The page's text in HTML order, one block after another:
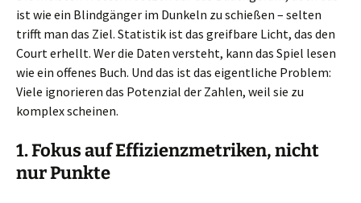
ist wie ein Blindgänger im Dunkeln zu schießen – selten
trifft man das Ziel. Statistik ist das greifbare Licht, das den
Court erhellt. Wer die Daten versteht, kann das Spiel lesen
wie ein offenes Buch. Und das ist das eigentliche Problem:
Viele ignorieren das Potenzial der Zahlen, weil sie zu
komplex scheinen.
1. Fokus auf Effizienzmetriken, nicht
nur Punkte